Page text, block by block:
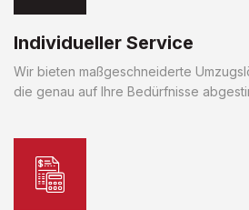
Individueller Service
Wir bieten maßgeschneiderte
die genau auf Ihre Bedürfnisse